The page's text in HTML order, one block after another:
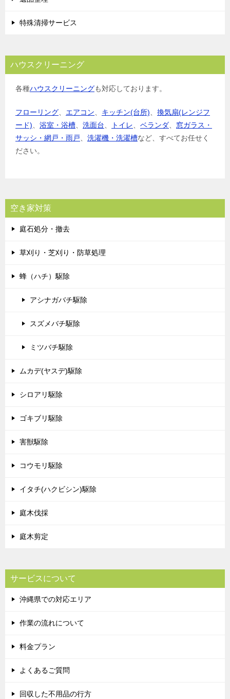
特殊清掃サービス
ハウスクリーニング
各種ハウスクリーニングも対応しております。
フローリング、 エアコン、 キッチン(台所)、 換気扇(レンジフ
ード)、 浴室・浴槽、 洗面台、 トイレ、 ベランダ、 窓ガラス・
サッシ・網戸・雨戸、 洗濯機・洗濯槽など、すべてお任せく
ださい。
空き家対策
庭石処分・撤去
草刈り・芝刈り・防草処理
蜂（ハチ）駆除
アシナガバチ駆除
スズメバチ駆除
ミツバチ駆除
ムカデ(ヤスデ)駆除
シロアリ駆除
ゴキブリ駆除
害獣駆除
コウモリ駆除
イタチ(ハクビシン)駆除
庭木伐採
庭木剪定
サービスについて
沖縄県での対応エリア
作業の流れについて
料金プラン
よくあるご質問
回収した不用品の行方